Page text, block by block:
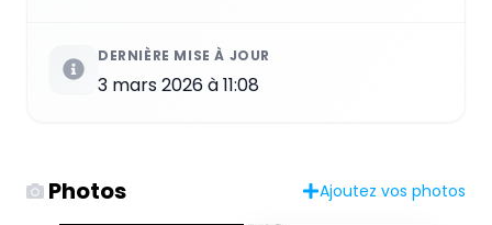
DERNIÈRE MISE À JOUR
3 mars 2026 à 11:08
Photos Ajoutez vos photos